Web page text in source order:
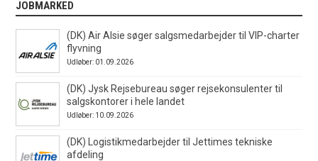
JOBMARKED
(DK) Air Alsie søger salgsmedarbejder til VIP-charter
flyvning
Udløber: 01.09.2026
(DK) Jysk Rejsebureau søger rejsekonsulenter til
salgskontorer i hele landet
Udløber: 10.09.2026
(DK) Logistikmedarbejder til Jettimes tekniske
afdeling